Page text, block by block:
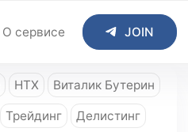
О сервисе JOIN
HTX Виталик Бутерин
Трейдинг Делистинг